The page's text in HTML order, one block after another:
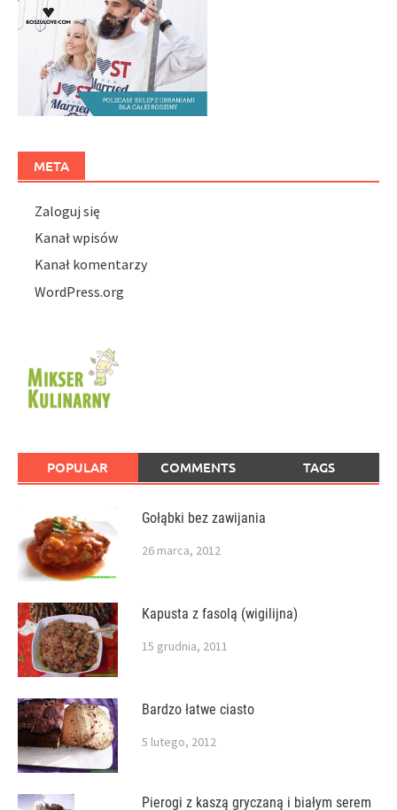
META
Zaloguj się
Kanał wpisów
Kanał komentarzy
WordPress.org
POPULAR COMMENTS TAGS
Gołąbki bez zawijania
26 marca, 2012
Kapusta z fasolą (wigilijna)
15 grudnia, 2011
Bardzo łatwe ciasto
5 lutego, 2012
Pierogi z kaszą gryczaną i białym serem